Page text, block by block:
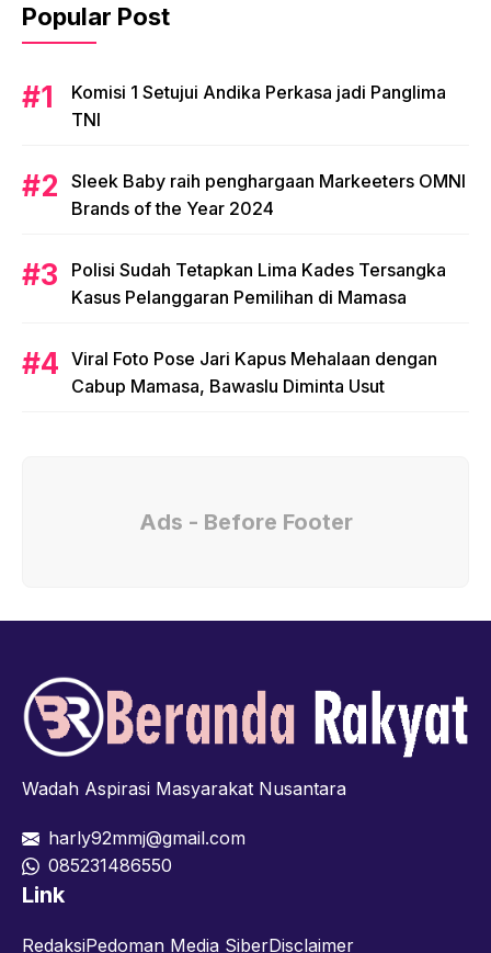
Popular Post
Komisi 1 Setujui Andika Perkasa jadi Panglima
TNI
Sleek Baby raih penghargaan Markeeters OMNI
Brands of the Year 2024
Polisi Sudah Tetapkan Lima Kades Tersangka
Kasus Pelanggaran Pemilihan di Mamasa
Viral Foto Pose Jari Kapus Mehalaan dengan
Cabup Mamasa, Bawaslu Diminta Usut
Ads - Before Footer
Wadah Aspirasi Masyarakat Nusantara
harly92mmj@gmail.com
085231486550
Link
RedaksiPedoman Media SiberDisclaimer